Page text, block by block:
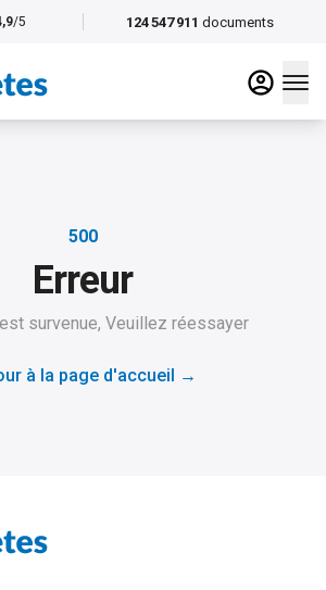
124 547 911 documents
/5
500
Erreur
survenue, Veuillez réessayer
à la page d'accueil →